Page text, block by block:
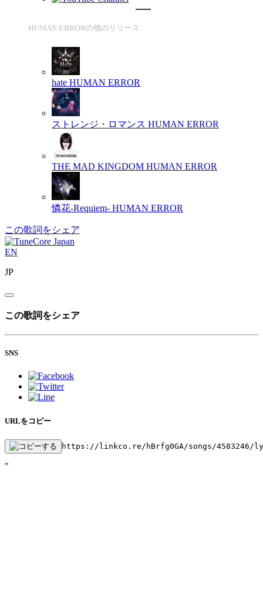
HUMAN ERRORの他のリリース
hate HUMAN ERROR
ストレンジ・ロマンス HUMAN ERROR
THE MAD KINGDOM HUMAN ERROR
憐花-Requiem- HUMAN ERROR
この歌詞をシェア
EN
JP
この歌詞をシェア
SNS
URLをコピー
https://linkco.re/hBrfg0GA/songs/4583246/
"